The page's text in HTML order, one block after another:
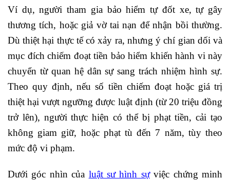
Ví dụ, người tham gia bảo hiểm tự đốt xe, tự gây
thương tích, hoặc giả vờ tai nạn để nhận bồi thường.
Dù thiệt hại thực tế có xảy ra, nhưng ý chí gian dối và
mục đích chiếm đoạt tiền bảo hiểm khiến hành vi này
chuyển từ quan hệ dân sự sang trách nhiệm hình sự.
Theo quy định, nếu số tiền chiếm đoạt hoặc giá trị
thiệt hại vượt ngưỡng được luật định (từ 20 triệu đồng
trở lên), người thực hiện có thể bị phạt tiền, cải tạo
không giam giữ, hoặc phạt tù đến 7 năm, tùy theo
mức độ vi phạm.
Dưới góc nhìn của luật sư hình sựviệc chứng minh